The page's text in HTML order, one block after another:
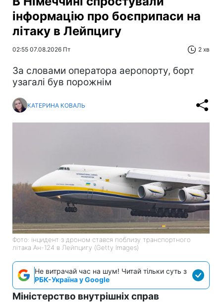
інформацію про боєприпаси на
літаку в Лейпцигу
02:55 07.08.2026 Пт 2 хв
За словами оператора аеропорту, борт
узагалі був порожнім
КАТЕРИНА КОВАЛЬ
Фото: інцидент з дроном стався поблизу транспортного
літака Ан-124 в Лейпцигу (Getty Images)
Не витрачай час на шум! Читай тільки суть з
РБК-Україна у Google
Міністерство внутрішніх справ